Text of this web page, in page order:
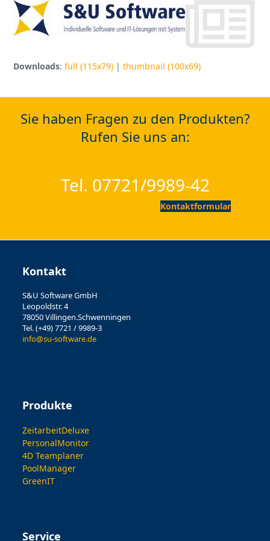
Skip
content
Open
mobile
Close
mobile
Downloads:full (115x79) |thumbnail (100x69)
Sie haben Fragen zu den Produkten?
Rufen Sie uns an:
Tel. 07721/9989-42
Kontaktformular
Kontakt
S&U Software GmbH
Leopoldstr. 4
78050 Villingen.Schwenningen
Tel. (+49) 7721 / 9989-3
info@su-software.de
Produkte
ZeitarbeitDeluxe
PersonalMonitor
4D Teamplaner
PoolManager
GreenIT
Service